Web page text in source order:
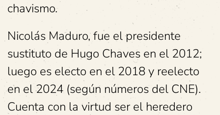
chavismo.
Nicolás Maduro, fue el presidente
sustituto de Hugo Chaves en el 2012;
luego es electo en el 2018 y reelecto
en el 2024 (según números del CNE).
Cuenta con la virtud ser el heredero